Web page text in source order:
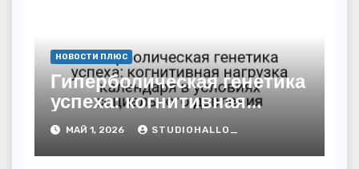
НОВОСТИ ПЛЮС
Гиперболическая генетика
успеха: когнитивная
нагрузка календаря в
условиях социального
давления
МАЙ 1, 2026 STUDIOHALLO_